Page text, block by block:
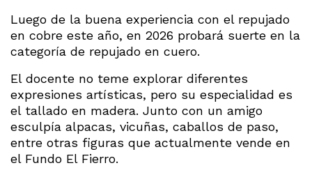
Luego de la buena experiencia con el repujado
en cobre este año, en 2026 probará suerte en la
categoría de repujado en cuero.
El docente no teme explorar diferentes
expresiones artísticas, pero su especialidad es
el tallado en madera. Junto con un amigo
esculpía alpacas, vicuñas, caballos de paso,
entre otras figuras que actualmente vende en
el Fundo El Fierro.